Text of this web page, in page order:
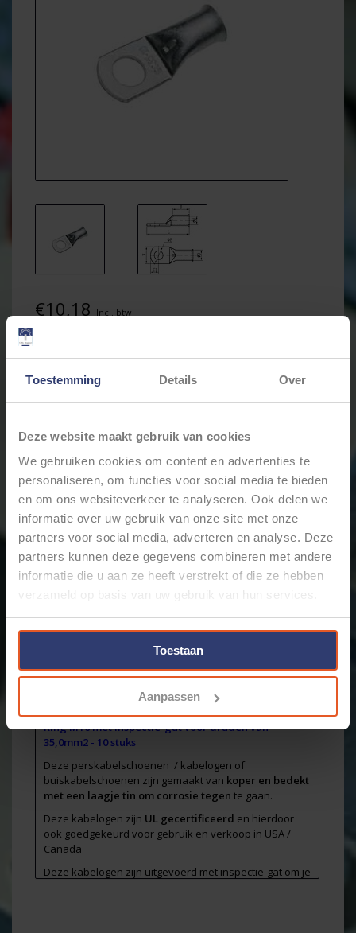
Toestemming Details Over
Deze website maakt gebruik van cookies
We gebruiken cookies om content en advertenties te
personaliseren, om functies voor social media te bieden
en om ons websiteverkeer te analyseren. Ook delen we
informatie over uw gebruik van onze site met onze
partners voor social media, adverteren en analyse. Deze
partners kunnen deze gegevens combineren met andere
informatie die u aan ze heeft verstrekt of die ze hebben
verzameld op basis van uw gebruik van hun services.
Toestaan
Aanpassen
€10,18 Incl. btw
Levertijd: Bestellingen op ma. t/m vrij. voor 17:00 worden
- Toevoegen aan winkelwagen
Email ons over dit product
Aan verlanglijst toevoegen
Toevoegen om te vergelijken
Afdrukken
Informatie Reviews(0)
CEGC35-10-10
Voorraad:
7
M10 Buiskabelschoen/perskabelschoen / kabeloog -
Ring M10 met inspectie-gat voor draden van
35,0mm2 - 10 stuks
Deze perskabelschoenen / kabelogen of
buiskabelschoenen zijn gemaakt van koper en bedekt
met een laagje tin om corrosie tegen te gaan.
Deze kabelogen zijn UL gecertificeerd en hierdoor
ook goedgekeurd voor gebruik en verkoop in USA /
Canada
Deze kabelogen zijn uitgevoerd met inspectie-gat om je
mm2 ( zie Foto 2 )